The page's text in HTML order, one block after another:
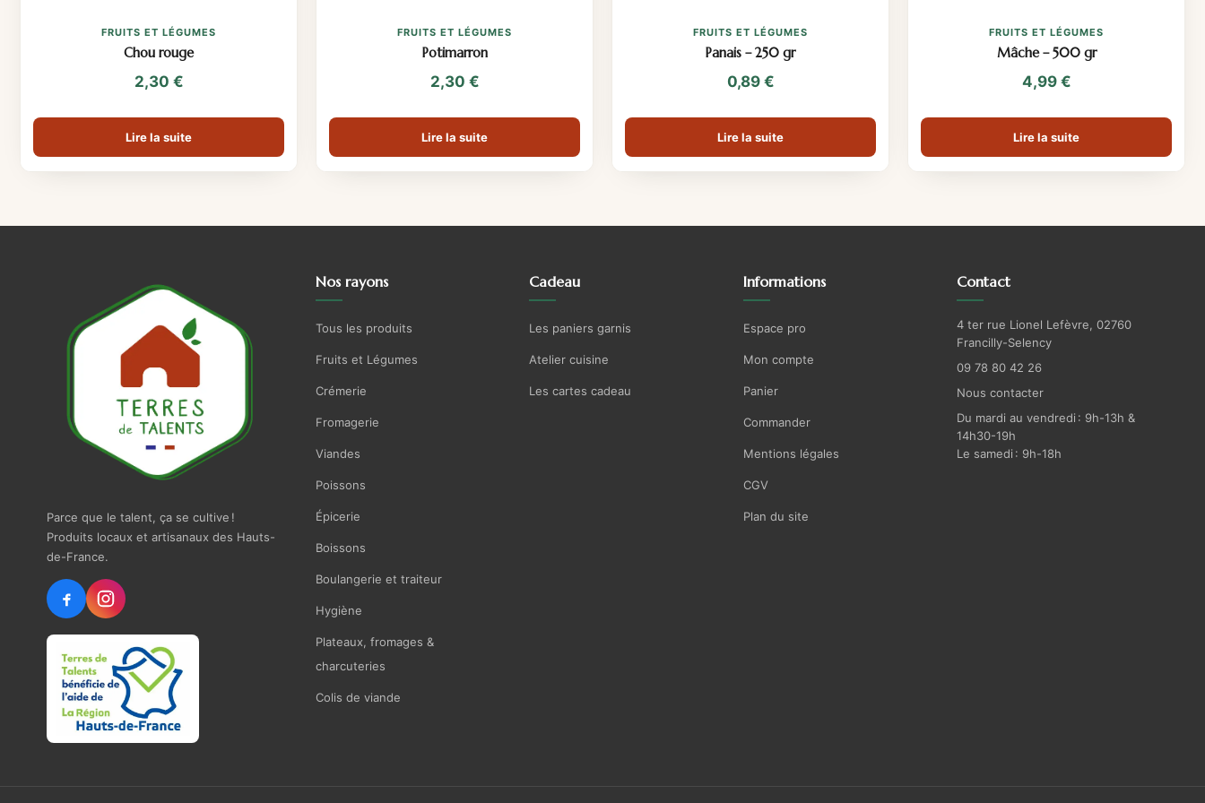
FRUITS ET LÉGUMES
Chou rouge
2,30 €
Lire la suite
FRUITS ET LÉGUMES
Potimarron
2,30 €
Lire la suite
FRUITS ET LÉGUMES
Panais – 250 gr
0,89 €
Lire la suite
FRUITS ET LÉGUMES
Mâche – 500 gr
4,99 €
Lire la suite
Parce que le talent, ça se cultive !
Produits locaux et artisanaux des Hauts-
de-France.
Nos rayons
Tous les produits
Fruits et Légumes
Crémerie
Fromagerie
Viandes
Poissons
Épicerie
Boissons
Boulangerie et traiteur
Hygiène
Plateaux, fromages &
charcuteries
Colis de viande
Cadeau
Les paniers garnis
Atelier cuisine
Les cartes cadeau
Informations
Espace pro
Mon compte
Panier
Commander
Mentions légales
CGV
Plan du site
Contact
4 ter rue Lionel Lefèvre, 02760
Francilly-Selency
09 78 80 42 26
Nous contacter
Du mardi au vendredi : 9h-13h &
14h30-19h
Le samedi : 9h-18h